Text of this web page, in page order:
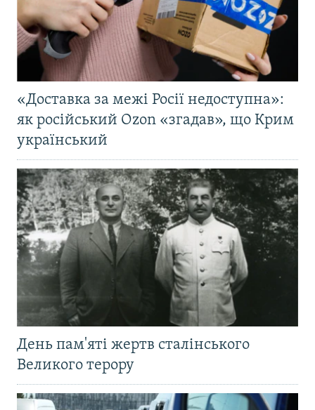
«Доставка за межі Росії недоступна»:
як російський Ozon «згадав», що Крим
український
День пам'яті жертв сталінського
Великого терору